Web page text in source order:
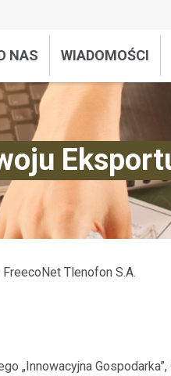
NAS WIADOMOŚCI
Tlenofon S.A.
„Innowacyjna